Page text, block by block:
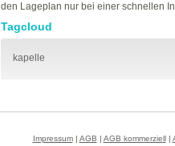
den Lageplan nur bei einer schnellen
Tagcloud
kapelle
Impressum| AGB | AGB kommerziell|